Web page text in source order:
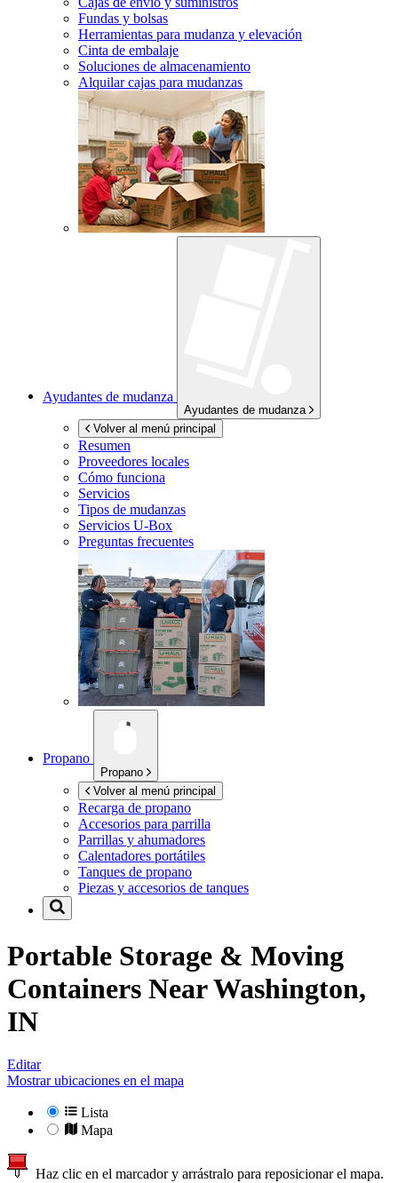
Fundas y bolsas
Herramientas para mudanza y elevación
Cinta de embalaje
Soluciones de almacenamiento
Alquilar cajas para mudanzas
Ayudantes de mudanza
Ayudantes de mudanza
Volver al menú principal
Resumen
Proveedores locales
Cómo funciona
Servicios
Tipos de mudanzas
Servicios U-Box
Preguntas frecuentes
Propano
Propano
Volver al menú principal
Recarga de propano
Accesorios para parrilla
Parrillas y ahumadores
Calentadores portátiles
Tanques de propano
Piezas y accesorios de tanques
Portable Storage & Moving
Containers NearWashington,
IN
Editar
Mostrar ubicaciones en el mapa
Lista
Mapa
Haz clic en el marcador y arrástralo para reposicionar el mapa.